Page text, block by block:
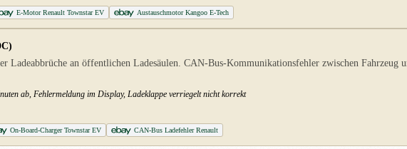
E-Motor Renault Townstar EV Austauschmotor Kangoo E-Tech
Ladeabbrüche an öffentlichen Ladesäulen. CAN-Bus-Kommunikationsfehler zwischen Fahrzeug
ab, Fehlermeldung im Display, Ladeklappe verriegelt nicht korrekt
On-Board-Charger Townstar EV CAN-Bus Ladefehler Renault